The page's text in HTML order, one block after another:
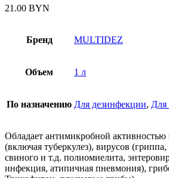
21.00 BYN
Бренд MULTIDEZ
Объем 1 л
По назначению Для дезинфекции, Для
Обладает антимикробной
(включая туберкулез), вирусов (гриппа,
свиного и т.д. полиомиелита,
инфекция, атипичная пневмония),